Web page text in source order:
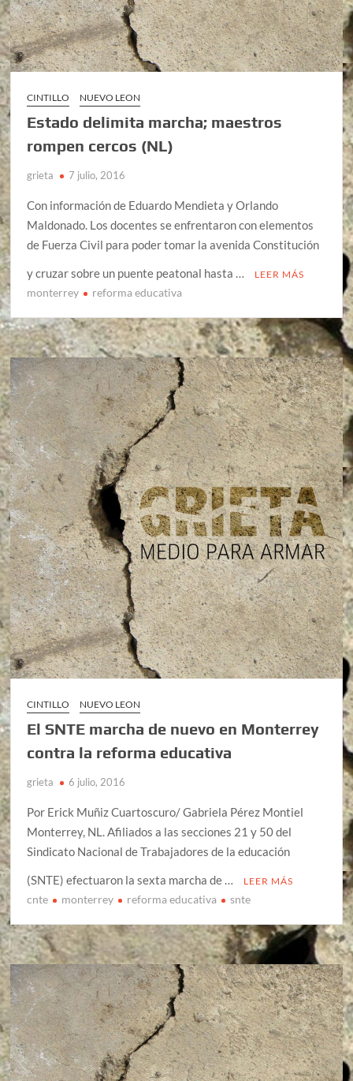
CINTILLO NUEVO LEON
Estado delimita marcha; maestros
rompen cercos (NL)
grieta 7 julio, 2016
Con información de Eduardo Mendieta y Orlando
Maldonado. Los docentes se enfrentaron con elementos
de Fuerza Civil para poder tomar la avenida Constitución
y cruzar sobre un puente peatonal hasta …
LEER MÁS
monterrey reforma educativa
CINTILLO NUEVO LEON
El SNTE marcha de nuevo en Monterrey
contra la reforma educativa
grieta 6 julio, 2016
Por Erick Muñiz Cuartoscuro/ Gabriela Pérez Montiel
Monterrey, NL. Afiliados a las secciones 21 y 50 del
Sindicato Nacional de Trabajadores de la educación
(SNTE) efectuaron la sexta marcha de …
LEER MÁS
cnte monterrey reforma educativa snte